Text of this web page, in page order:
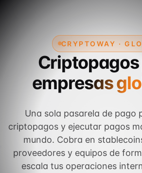
CRYPTOWAY ·
empresas
Una sola pasarela de pago
criptopagos y ejecutar pagos
mundo. Cobra en
proveedores y equipos de
escala tus operaciones